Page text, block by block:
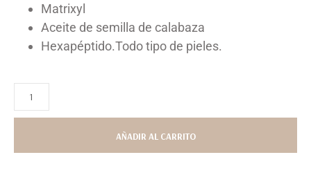
Matrixyl
Aceite de semilla de calabaza
Hexapéptido.Todo tipo de pieles.
AÑADIR AL CARRITO